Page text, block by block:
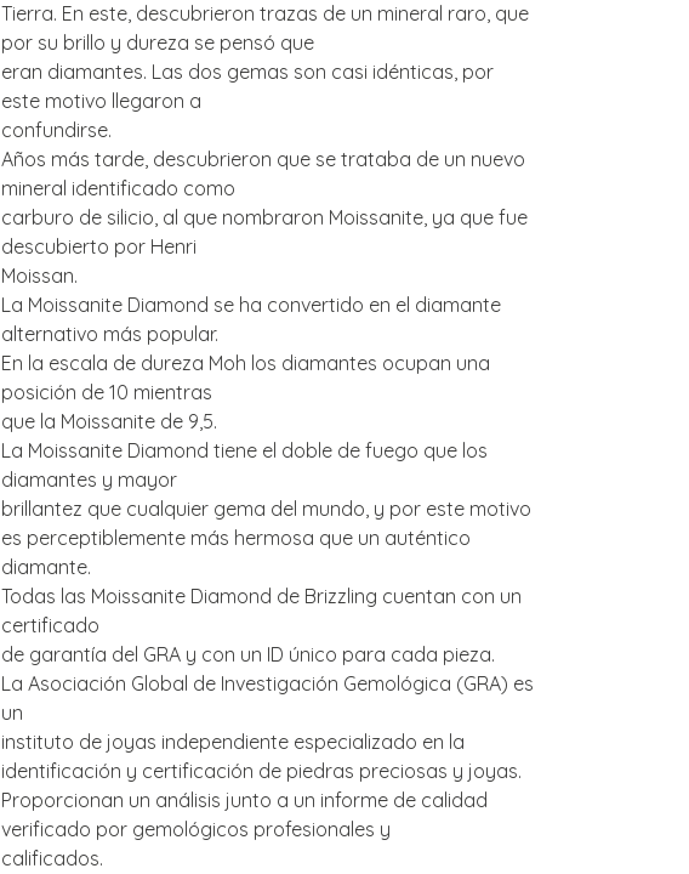
Tierra. En este, descubrieron trazas de un mineral raro, que
por su brillo y dureza se pensó que
eran diamantes. Las dos gemas son casi idénticas, por
este motivo llegaron a
confundirse.
Años más tarde, descubrieron que se trataba de un nuevo
mineral identificado como
carburo de silicio, al que nombraron Moissanite, ya que fue
descubierto por Henri
Moissan.
La Moissanite Diamond se ha convertido en el diamante
alternativo más popular.
En la escala de dureza Moh los diamantes ocupan una
posición de 10 mientras
que la Moissanite de 9,5.
La Moissanite Diamond tiene el doble de fuego que los
diamantes y mayor
brillantez que cualquier gema del mundo, y por este motivo
es perceptiblemente más hermosa que un auténtico
diamante.
Todas las Moissanite Diamond de Brizzling cuentan con un
certificado
de garantía del GRA y con un ID único para cada pieza.
La Asociación Global de Investigación Gemológica (GRA) es
un
instituto de joyas independiente especializado en la
identificación y certificación de piedras preciosas y joyas.
Proporcionan un análisis junto a un informe de calidad
verificado por gemológicos profesionales y
calificados.